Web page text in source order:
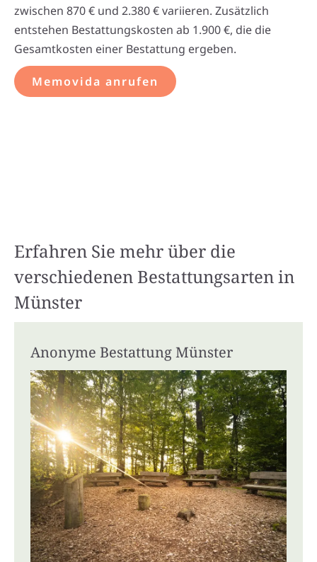
zwischen 870 € und 2.380 € variieren. Zusätzlich
entstehen Bestattungskosten ab 1.900 €, die die
Gesamtkosten einer Bestattung ergeben.
Memovida anrufen
Erfahren Sie mehr über die
verschiedenen Bestattungsarten in
Münster
Anonyme Bestattung Münster